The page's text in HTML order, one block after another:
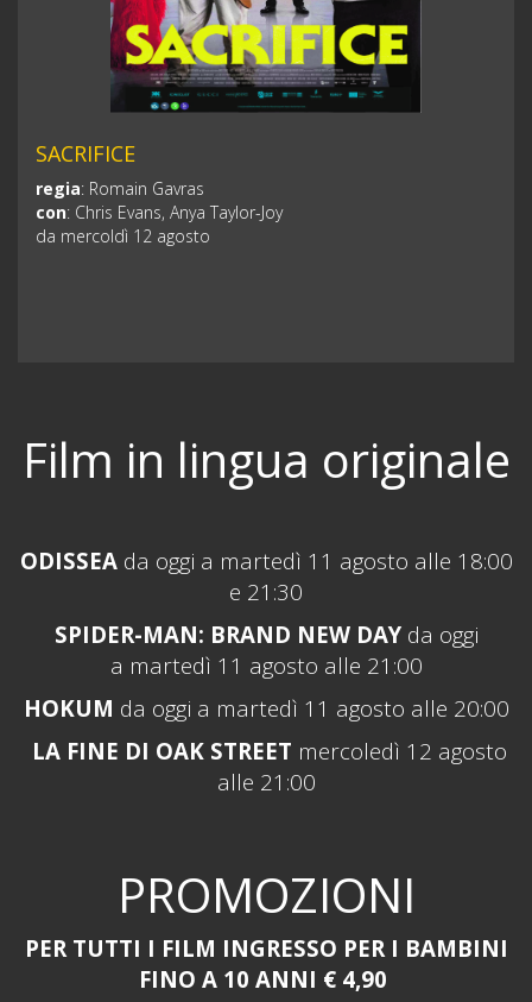
SACRIFICE
regia: Romain Gavras
con: Chris Evans, Anya Taylor-Joy
da mercoldì 12 agosto
Film in lingua originale
ODISSEA da oggi a martedì 11 agosto alle 18:00
e 21:30
SPIDER-MAN: BRAND NEW DAY da oggi
a martedì 11 agosto alle 21:00
HOKUM da oggi a martedì 11 agosto alle 20:00
LA FINE DI OAK STREET mercoledì 12 agosto
alle 21:00
PROMOZIONI
PER TUTTI I FILM INGRESSO PER I BAMBINI
FINO A 10 ANNI € 4,90